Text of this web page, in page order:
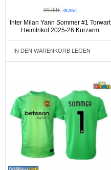
99.88€ 39.95€
Inter Milan Yann Sommer #1 Torwart
Heimtrikot 2025-26 Kurzarm
IN DEN WARENKORB LEGEN